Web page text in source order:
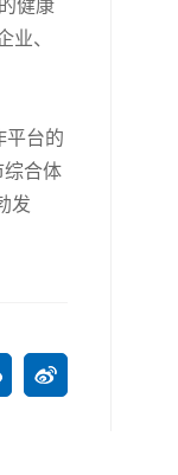
健康
业、
平台的
综合体
发